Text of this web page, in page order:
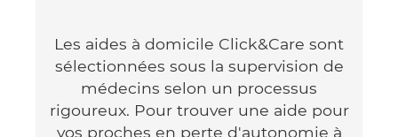
Les aides à domicile Click&Care sont
sélectionnées sous la supervision de
médecins selon un processus
rigoureux. Pour trouver une aide pour
vos proches en perte d'autonomie à